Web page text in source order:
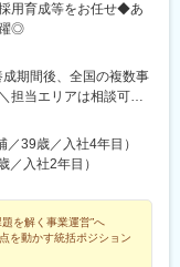
用育成等をお任せ◆あ
躍◎
成期間後、全国の複数事
担当エリアは相談可
、埼玉、福岡の事業所
住まいのエリアで行う
務地》全国47都道府県
マネージャーと相談の
業では「重度訪問介
は「訪問介護事業」を
39歳／入社4年目）
入社2年目）
を解く事業運営”へ
を動かす統括ポジション